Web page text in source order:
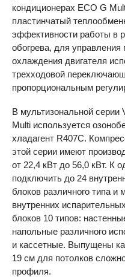
кондиционерах ECO G
пластинчатый
эффективности работы в
обогрева, для
охлаждения двигателя
трехходовой
пропорциональным
В мультизональной серии
Multi используется
хладагент R407C.
этой серии имеют
от 22,4 кВт до 56,0 кВт. К
подключить до 24
блоков различного типа
внутренних испарительных
блоков 10 типов:
напольные различного
и кассетные. Выпущены
19 см для потолков
профиля.